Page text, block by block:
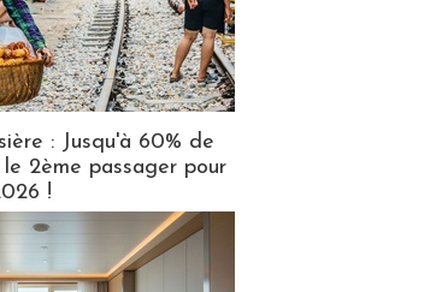
: Jusqu'à 60% de
2ème passager pour
!